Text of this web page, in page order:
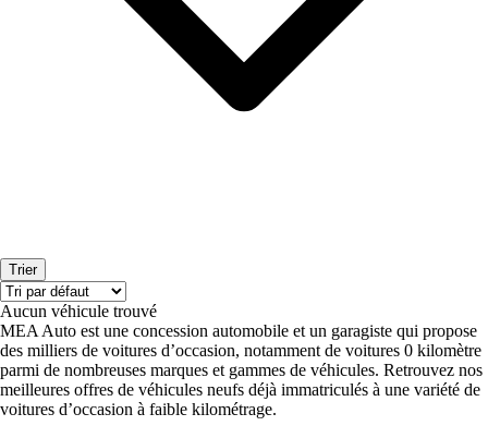
Trier
Aucun véhicule trouvé
MEA Auto est une concession automobile et un garagiste qui propose
des milliers de voitures d’occasion, notamment de voitures 0 kilomètre
parmi de nombreuses marques et gammes de véhicules. Retrouvez nos
meilleures offres de véhicules neufs déjà immatriculés à une variété de
voitures d’occasion à faible kilométrage.